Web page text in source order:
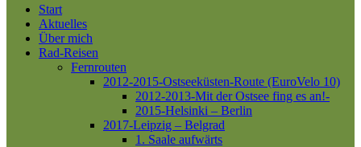
Close
Menu
Start
Aktuelles
Über mich
Rad-Reisen
Fernrouten
2012-2015-Ostseeküsten-Route (EuroVelo 10)
2012-2013-Mit der Ostsee fing es an!-
2015-Helsinki – Berlin
2017-Leipzig – Belgrad
1. Saale aufwärts